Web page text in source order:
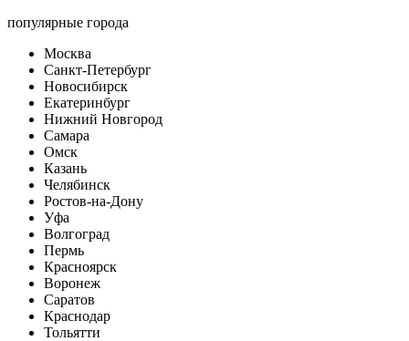
популярные города
Москва
Санкт-Петербург
Новосибирск
Екатеринбург
Нижний Новгород
Самара
Омск
Казань
Челябинск
Ростов-на-Дону
Уфа
Волгоград
Пермь
Красноярск
Воронеж
Саратов
Краснодар
Тольятти